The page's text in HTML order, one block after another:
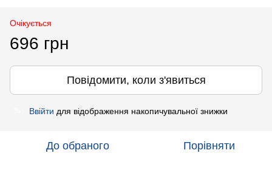
Очікується
696 грн
Повідомити, коли з'явиться
Ввійти для відображення накопичувальної знижки
До обраного Порівняти